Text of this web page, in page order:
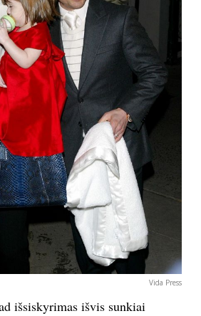
Vida Press
išsiskyrimas išvis sunkiai